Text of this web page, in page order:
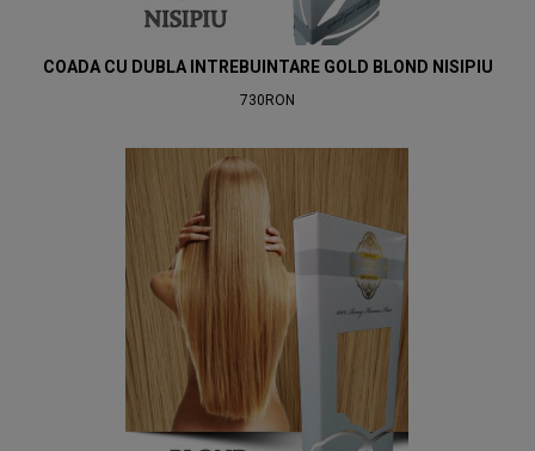
COADA CU DUBLA INTREBUINTARE GOLD BLOND NISIPIU
730RON